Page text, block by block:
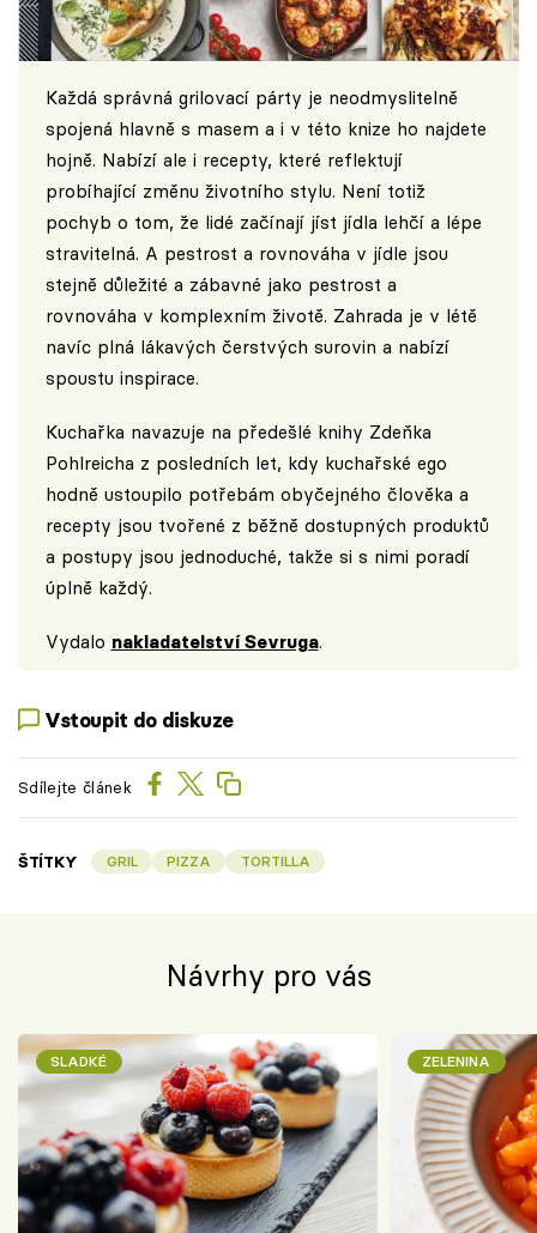
Každá správná grilovací párty je neodmyslitelně
spojená hlavně s masem a i v této knize ho najdete
hojně. Nabízí ale i recepty, které reflektují
probíhající změnu životního stylu. Není totiž
pochyb o tom, že lidé začínají jíst jídla lehčí a lépe
stravitelná. A pestrost a rovnováha v jídle jsou
stejně důležité a zábavné jako pestrost a
rovnováha v komplexním životě. Zahrada je v létě
navíc plná lákavých čerstvých surovin a nabízí
spoustu inspirace.
Kuchařka navazuje na předešlé knihy Zdeňka
Pohlreicha z posledních let, kdy kuchařské ego
hodně ustoupilo potřebám obyčejného člověka a
recepty jsou tvořené z běžně dostupných produktů
a postupy jsou jednoduché, takže si s nimi poradí
úplně každý.
Vydalo nakladatelství Sevruga.
Vstoupit do diskuze
Sdílejte článek
ŠTÍTKY GRIL PIZZA TORTILLA
Návrhy pro vás
SLADKÉ ZELENINA